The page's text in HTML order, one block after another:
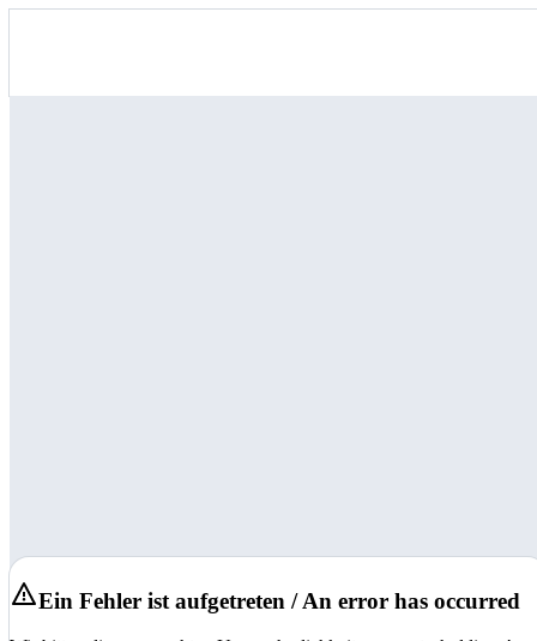
Ein Fehler ist aufgetreten / An error has occurred